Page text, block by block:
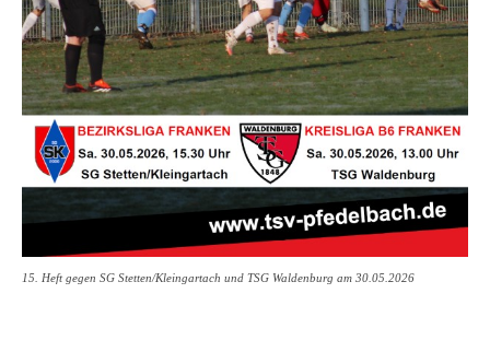
15. Heft gegen SG Stetten/Kleingartach und TSG Waldenburg am 30.05.2026